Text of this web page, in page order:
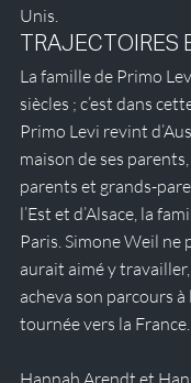
Unis.
TRAJECTOIRES
La famille de Primo
siècles ; c’est dans
Primo Levi revint
maison de ses
parents et grands-
l’Est et d’Alsace, la
Paris. Simone Weil ne
aurait aimé y
acheva son parcours
tournée vers la France.
Hannah Arendt et